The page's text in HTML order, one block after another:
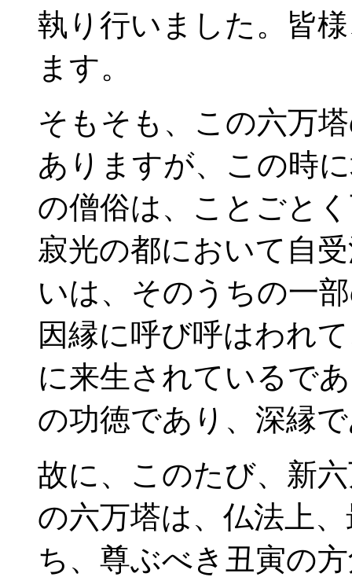
執り行いました。皆
ます。
そもそも、この六万
ありますが、この時
の僧俗は、ことごと
寂光の都において自
いは、そのうちの一
因縁に呼び呼はわれ
に来生されているで
の功徳であり、深縁
故に、このたび、新
の六万塔は、仏法上
ち、尊ぶべき丑寅の